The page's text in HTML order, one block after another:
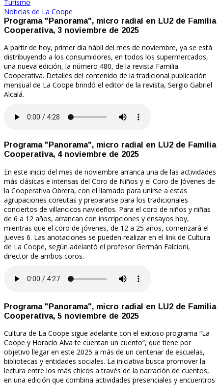
Turismo
Noticias de La Coope
Programa "Panorama", micro radial en LU2 de Familia
Cooperativa, 3 noviembre de 2025
A partir de hoy, primer día hábil del mes de noviembre, ya se está
distribuyendo a los consumidores, en todos los supermercados,
una nueva edición, la número 480, de la revista Familia
Cooperativa. Detalles del contenido de la tradicional publicación
mensual de La Coope brindó el editor de la revista, Sergio Gabriel
Alcalá.
Programa "Panorama", micro radial en LU2 de Familia
Cooperativa, 4 noviembre de 2025
En este inicio del mes de noviembre arranca una de las actividades
más clásicas e intensas del Coro de Niños y el Coro de Jóvenes de
la Cooperativa Obrera, con el llamado para unirse a estas
agrupaciones coreutas y prepararse para los tradicionales
conciertos de villancicos navideños. Para el coro de niños y niñas
de 6 a 12 años, arrancan con inscripciones y ensayos hoy,
mientras que el coro de jóvenes, de 12 a 25 años, comenzará el
jueves 6. Las anotaciones se pueden realizar en el link de Cultura
de La Coope, según adelantó el profesor Germán Falcioni,
director de ambos coros.
Programa "Panorama", micro radial en LU2 de Familia
Cooperativa, 5 noviembre de 2025
Cultura de La Coope sigue adelante con el exitoso programa “La
Coope y Horacio Alva te cuentan un cuento”, que tiene por
objetivo llegar en este 2025 a más de un centenar de escuelas,
bibliotecas y entidades sociales. La iniciativa busca promover la
lectura entre los más chicos a través de la narración de cuentos,
en una edición que combina actividades presenciales y encuentros